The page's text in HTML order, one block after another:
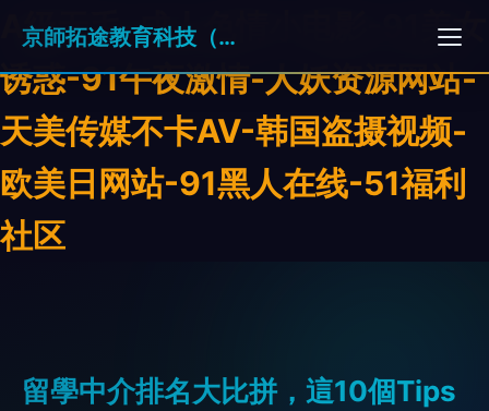
A级无毛-成人色情小电影-91美女
诱惑-91午夜激情-人妖资源网站-
天美传媒不卡AV-韩国盗摄视频-
欧美日网站-91黑人在线-51福利
社区
京師拓途教育科技（北京）集團有限公司
留學中介排名大比拼，這10個Tips